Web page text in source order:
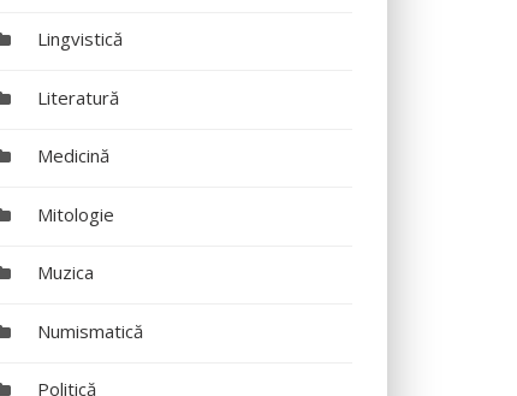
Lingvistică
Literatură
Medicină
Mitologie
Muzica
Numismatică
Politică